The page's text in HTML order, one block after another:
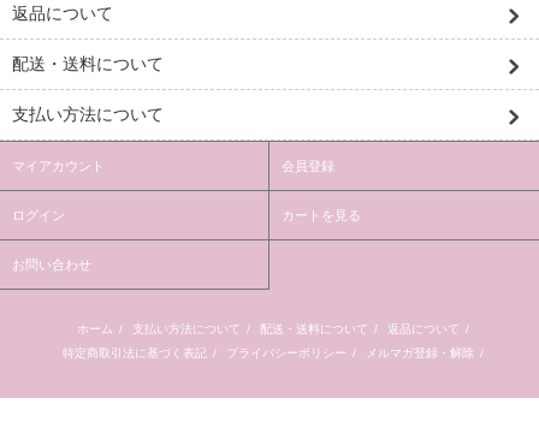
返品について
配送・送料について
支払い方法について
マイアカウント 会員登録
ログイン カートを見る
お問い合わせ
ホーム / 支払い方法について / 配送・送料について / 返品について /
特定商取引法に基づく表記 / プライバシーポリシー / メルマガ登録・解除 /